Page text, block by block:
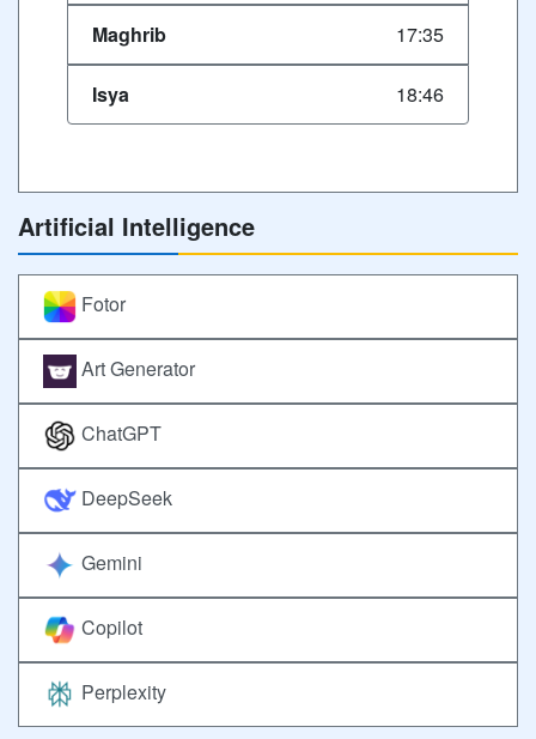
Maghrib 17:35
Isya 18:46
Artificial Intelligence
Fotor
Art Generator
ChatGPT
DeepSeek
Gemini
Copilot
Perplexity